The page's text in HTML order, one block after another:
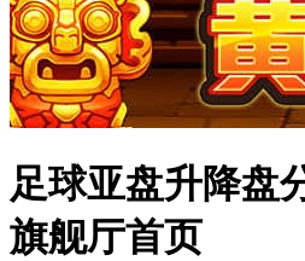
足球亚盘升降盘
旗舰厅首页